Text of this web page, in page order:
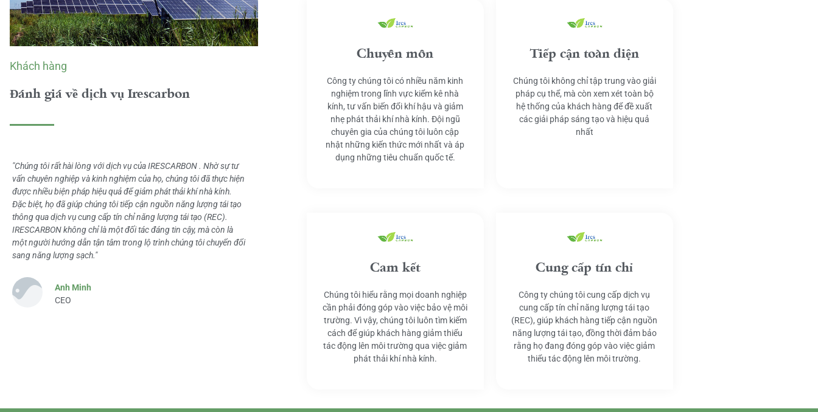
Khách hàng
Đánh giá về dịch vụ Irescarbon
"Chúng tôi rất hài lòng với dịch vụ của IRESCARBON . Nhờ sự tư
vấn chuyên nghiệp và kinh nghiệm của họ, chúng tôi đã thực hiện
được nhiều biện pháp hiệu quả để giảm phát thải khí nhà kính.
Đặc biệt, họ đã giúp chúng tôi tiếp cận nguồn năng lượng tái tạo
thông qua dịch vụ cung cấp tín chỉ năng lượng tái tạo (REC).
IRESCARBON không chỉ là một đối tác đáng tin cậy, mà còn là
một người hướng dẫn tận tâm trong lộ trình chúng tôi chuyển đổi
sang năng lượng sạch."
Anh Minh
CEO
Chuyên môn
Công ty chúng tôi có nhiều năm kinh
nghiệm trong lĩnh vực kiểm kê nhà
kính, tư vấn biến đổi khí hậu và giảm
nhẹ phát thải khí nhà kính. Đội ngũ
chuyên gia của chúng tôi luôn cập
nhật những kiến thức mới nhất và áp
dụng những tiêu chuẩn quốc tế.
Tiếp cận toàn diện
Chúng tôi không chỉ tập trung vào giải
pháp cụ thể, mà còn xem xét toàn bộ
hệ thống của khách hàng để đề xuất
các giải pháp sáng tạo và hiệu quả
nhất
Cam kết
Chúng tôi hiểu rằng mọi doanh nghiệp
cần phải đóng góp vào việc bảo vệ môi
trường. Vì vậy, chúng tôi luôn tìm kiếm
cách để giúp khách hàng giảm thiểu
tác động lên môi trường qua việc giảm
phát thải khí nhà kính.
Cung cấp tín chỉ
Công ty chúng tôi cung cấp dịch vụ
cung cấp tín chỉ năng lượng tái tạo
(REC), giúp khách hàng tiếp cận nguồn
năng lượng tái tạo, đồng thời đảm bảo
rằng họ đang đóng góp vào việc giảm
thiểu tác động lên môi trường.